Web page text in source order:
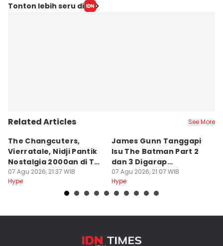
Tonton lebih seru di
Related Articles See More
The Changcuters,
Vierratale, Nidji Pantik
Nostalgia 2000an di TSP
2026
07 Agu 2026, 21:37 WIB
Hype
James Gunn Tanggapi
Isu The Batman Part 2
dan 3 Digarap
Bersamaan
07 Agu 2026, 21:07 WIB
Hype